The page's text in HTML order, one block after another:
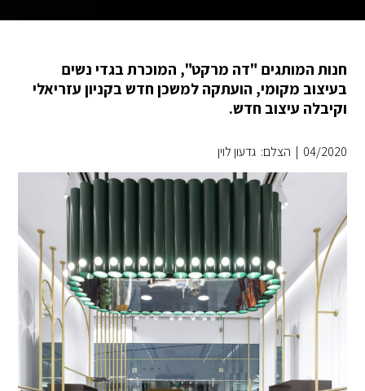
חנות המותגים "דה מרקט", המוכרת בגדי נשים
בעיצוב מקומי, הועתקה למשכן חדש בקניון עזריאלי
וקיבלה עיצוב חדש.
04/2020
| הצלם: גדעון לוין